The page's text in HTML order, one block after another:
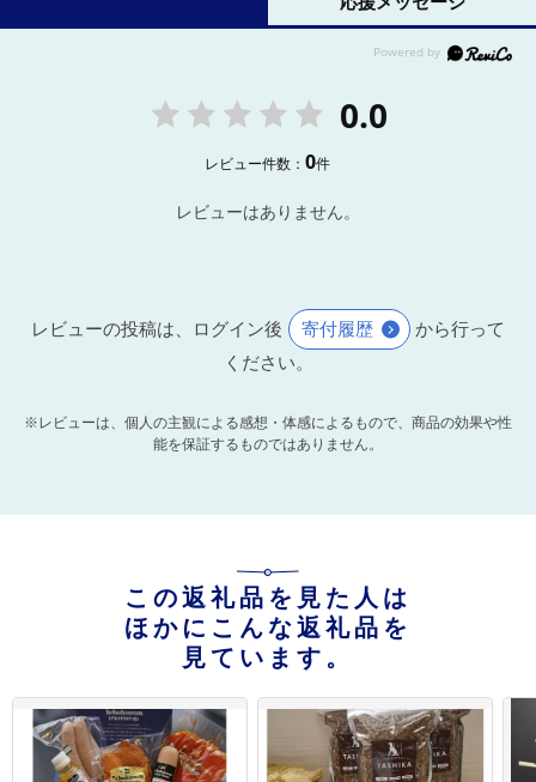
0.0
レビュー件数：0件
レビューはありません。
レビューの投稿は、ログイン後 寄付履歴
から行って
ください。
※レビューは、個人の主観による感想・体感によるもので、商品の効果や性
能を保証するものではありません。
この返礼品を見た人は
ほかにこんな返礼品を
見ています。